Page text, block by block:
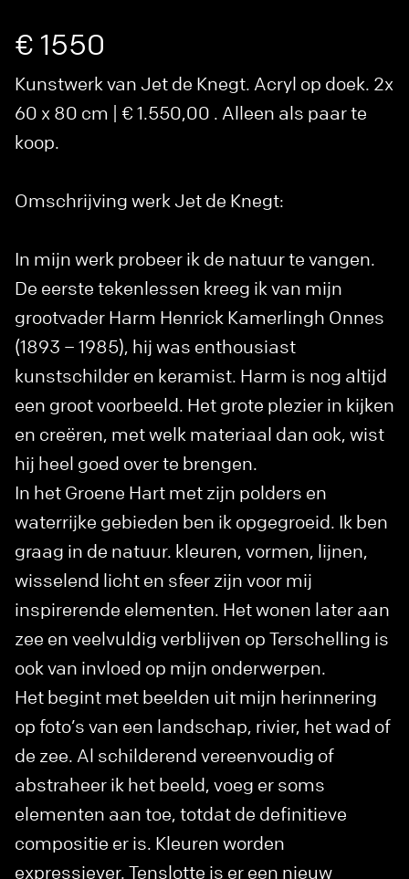
€ 1550
Kunstwerk van Jet de Knegt. Acryl op doek. 2x
60 x 80 cm | € 1.550,00 . Alleen als paar te
koop.
Omschrijving werk Jet de Knegt:
In mijn werk probeer ik de natuur te vangen.
De eerste tekenlessen kreeg ik van mijn
grootvader Harm Henrick Kamerlingh Onnes
(1893 – 1985), hij was enthousiast
kunstschilder en keramist. Harm is nog altijd
een groot voorbeeld. Het grote plezier in kijken
en creëren, met welk materiaal dan ook, wist
hij heel goed over te brengen.
In het Groene Hart met zijn polders en
waterrijke gebieden ben ik opgegroeid. Ik ben
graag in de natuur. kleuren, vormen, lijnen,
wisselend licht en sfeer zijn voor mij
inspirerende elementen. Het wonen later aan
zee en veelvuldig verblijven op Terschelling is
ook van invloed op mijn onderwerpen.
Het begint met beelden uit mijn herinnering
op foto’s van een landschap, rivier, het wad of
de zee. Al schilderend vereenvoudig of
abstraheer ik het beeld, voeg er soms
elementen aan toe, totdat de definitieve
compositie er is. Kleuren worden
expressiever. Tenslotte is er een nieuw